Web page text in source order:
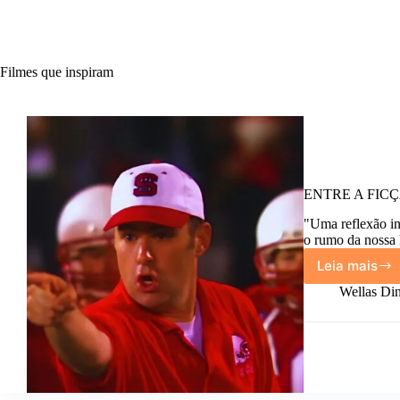
Filmes que inspiram
ENTRE A
"Uma reflexão
o rumo da
Leia mais
ENTRE
A
E
Wellas